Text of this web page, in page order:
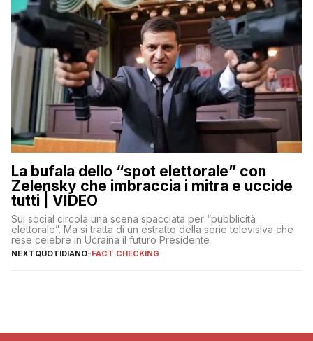
La bufala dello “spot elettorale” con
Zelensky che imbraccia i mitra e uccide
tutti | VIDEO
Sui social circola una scena spacciata per “pubblicità
elettorale”. Ma si tratta di un estratto della serie televisiva che
rese celebre in Ucraina il futuro Presidente
NEXTQUOTIDIANO-FACT CHECKING